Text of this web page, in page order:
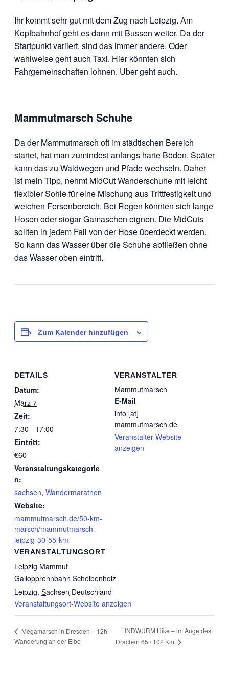
Ihr kommt sehr gut mit dem Zug nach Leipzig. Am
Kopfbahnhof geht es dann mit Bussen weiter. Da der
Startpunkt variiert, sind das immer andere. Oder
wahlweise geht auch Taxi. Hier könnten sich
Fahrgemeinschaften lohnen. Uber geht auch.
Mammutmarsch Schuhe
Da der Mammutmarsch oft im städtischen Bereich
startet, hat man zumindest anfangs harte Böden. Später
kann das zu Waldwegen und Pfade wechseln. Daher
ist mein Tipp, nehmt MidCut Wanderschuhe mit leicht
flexibler Sohle für eine Mischung aus Trittfestigkeit und
weichen Fersenbereich. Bei Regen könnten sich lange
Hosen oder siogar Gamaschen eignen. Die MidCuts
sollten in jedem Fall von der Hose überdeckt werden.
So kann das Wasser über die Schuhe abfließen ohne
das Wasser oben eintritt.
Zum Kalender hinzufügen
DETAILS
Datum:
März 7
Zeit:
7:30 - 17:00
Eintritt:
€60
Veranstaltungskategorie
n:
sachsen, Wandermarathon
Website:
mammutmarsch.de/50-km-
marsch/mammutmarsch-
leipzig-30-55-km
VERANSTALTUNGSORT
Leipzig Mammut
Gallopprennbahn Scheibenholz
Leipzig, Sachsen Deutschland
Veranstaltungsort-Website anzeigen
VERANSTALTER
Mammutmarsch
E-Mail
info [at]
mammutmarsch.de
Veranstalter-Website
anzeigen
Megamarsch in Dresden – 12h
Wanderung an der Elbe
LINDWURM Hike – im Auge des
Drachen 65 / 102 Km